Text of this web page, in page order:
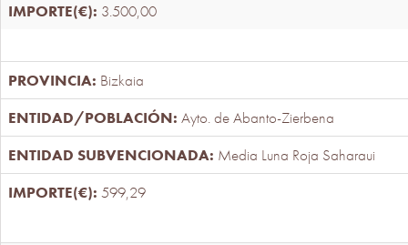
3.500,00
Bizkaia
Ayto. de Abanto-Zierbena
Media Luna Roja Saharaui
599,29